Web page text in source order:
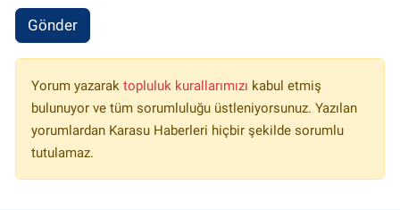
Gönder
Yorum yazarak topluluk kurallarımızı kabul etmiş
bulunuyor ve tüm sorumluluğu üstleniyorsunuz. Yazılan
yorumlardan Karasu Haberleri hiçbir şekilde sorumlu
tutulamaz.